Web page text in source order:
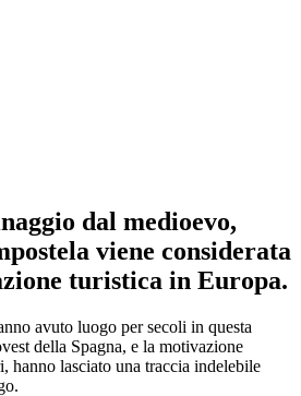
dal medioevo,
viene considerata
turistica in Europa.
avuto luogo per secoli in questa
della Spagna, e la motivazione
hanno lasciato una traccia indelebile